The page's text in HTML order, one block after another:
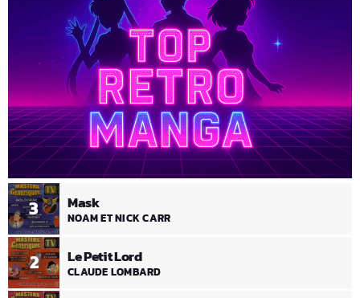
2 Le Petit Lord
CLAUDE LOMBARD
3 Mask
NOAM ET NICK CARR